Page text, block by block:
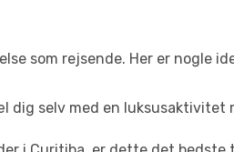
som rejsende. Her er nogle
selv med en luksusaktivitet